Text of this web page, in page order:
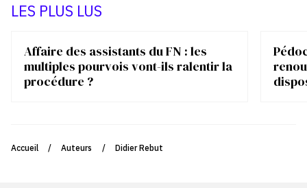
LES PLUS LUS
Affaire des assistants du FN : les
multiples pourvois vont-ils ralentir la
procédure ?
Accueil / Auteurs / Didier Rebut